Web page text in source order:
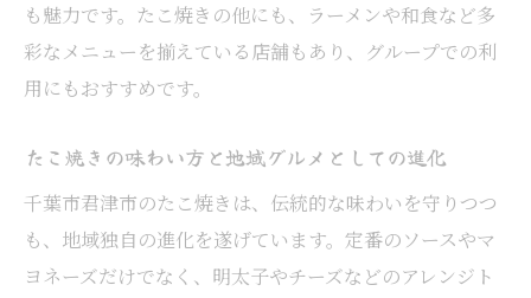
も魅力です。たこ焼きの他にも、ラーメンや和食など多
彩なメニューを揃えている店舗もあり、グループでの利
用にもおすすめです。
たこ焼きの味わい方と地域グルメとしての進化
千葉市君津市のたこ焼きは、伝統的な味わいを守りつつ
も、地域独自の進化を遂げています。定番のソースやマ
ヨネーズだけでなく、明太子やチーズなどのアレンジト